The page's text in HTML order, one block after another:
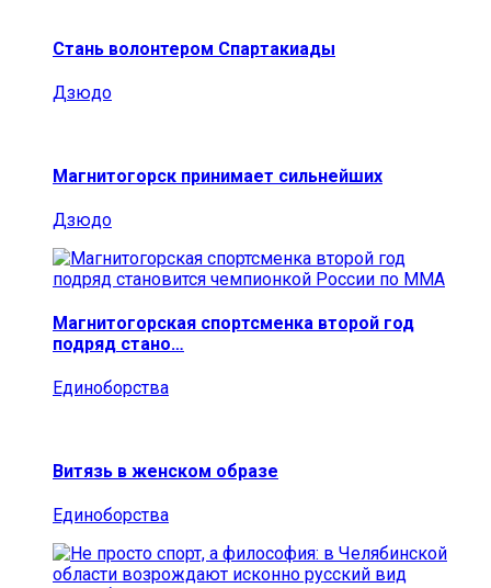
Стань волонтером Спартакиады
Дзюдо
Магнитогорск принимает сильнейших
Дзюдо
Магнитогорская спортсменка второй год
подряд стано…
Единоборства
Витязь в женском образе
Единоборства